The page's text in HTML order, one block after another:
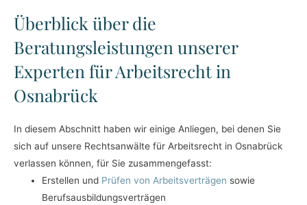
Überblick über die
Beratungsleistungen unserer
Experten für Arbeitsrecht in
Osnabrück
In diesem Abschnitt haben wir einige Anliegen, bei denen Sie
sich auf unsere Rechtsanwälte für Arbeitsrecht in Osnabrück
verlassen können, für Sie zusammengefasst:
Erstellen und Prüfen von Arbeitsverträgen sowie
Berufsausbildungsverträgen